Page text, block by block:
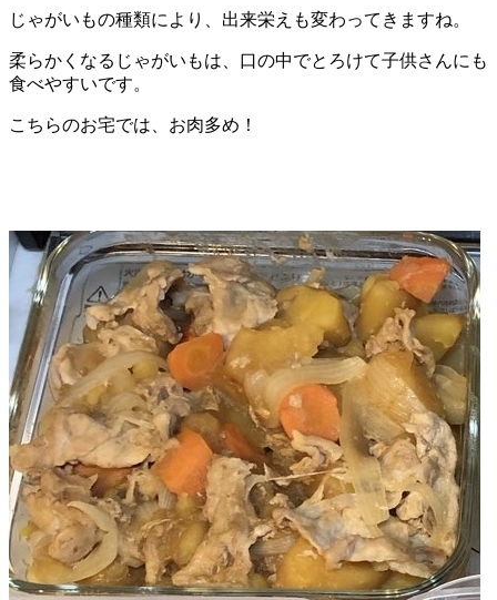
じゃがいもの種類により、出来栄えも変わってきますね。
柔らかくなるじゃがいもは、口の中でとろけて子供さんにも
食べやすいです。
こちらのお宅では、お肉多め！